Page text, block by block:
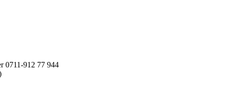
0711-912 77 944